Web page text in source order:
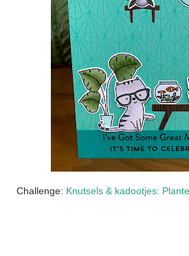
Challenge: Knutsels & kadootjes: